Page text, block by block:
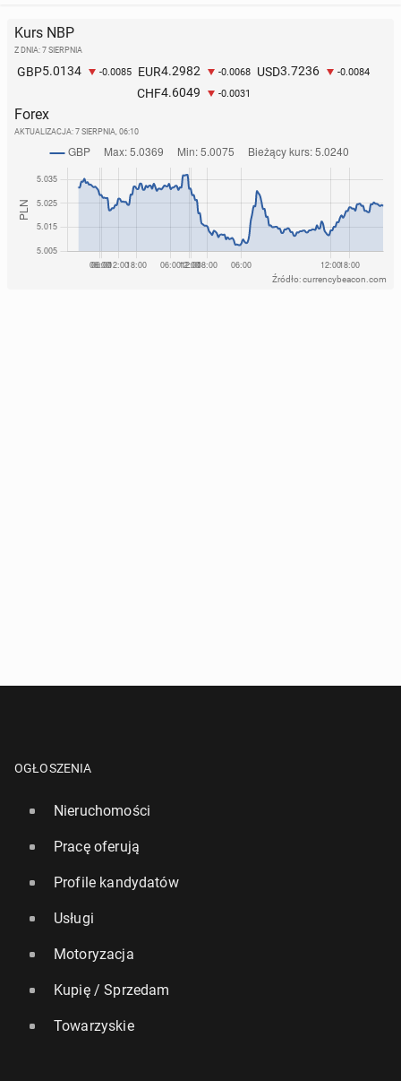
Kurs NBP
Z DNIA: 7 SIERPNIA
GBP5.0134 -0.0085 EUR4.2982 -0.0068 USD3.7236 -0.0084
CHF4.6049 -0.0031
Forex
AKTUALIZACJA: 7 SIERPNIA, 06:10
Źródło: currencybeacon.com
OGŁOSZENIA
Nieruchomości
Pracę oferują
Profile kandydatów
Usługi
Motoryzacja
Kupię / Sprzedam
Towarzyskie